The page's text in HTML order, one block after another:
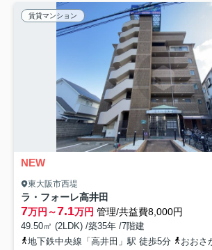
賃貸マンション
NEW
東大阪市西堤
ラ・フォーレ高井田
7万円～7.1万円 管理/共益費8,000円
49.50㎡ (2LDK) /築35年 /7階建
地下鉄中央線「高井田」駅 徒歩5分
おおさか東